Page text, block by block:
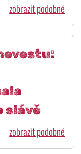
zobrazit podobné
slávě
zobrazit podobné